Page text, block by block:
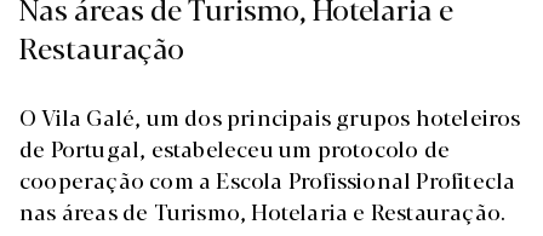
Restauração
O Vila Galé, um dos principais grupos hoteleiros
de Portugal, estabeleceu um protocolo de
cooperação com a Escola Profissional Profitecla
nas áreas de Turismo, Hotelaria e Restauração.